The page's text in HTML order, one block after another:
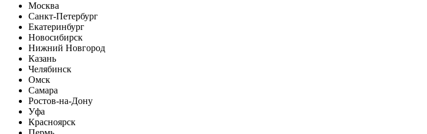
Москва
Санкт-Петербург
Екатеринбург
Новосибирск
Нижний Новгород
Казань
Челябинск
Омск
Самара
Ростов-на-Дону
Уфа
Красноярск